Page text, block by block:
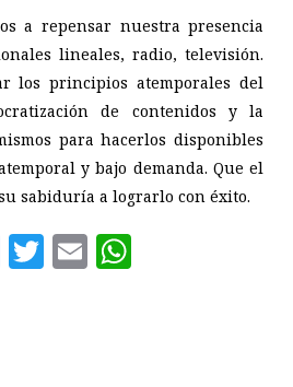
a repensar nuestra presencia
lineales, radio, televisión.
los principios atemporales del
de contenidos y la
para hacerlos disponibles
y bajo demanda. Que el
sabiduría a lograrlo con éxito.
Facebook
Twitter
Email